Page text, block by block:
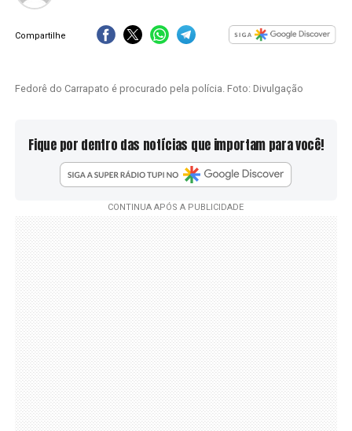
Compartilhe
Fedorê do Carrapato é procurado pela polícia. Foto: Divulgação
Fique por dentro das notícias que importam para você!